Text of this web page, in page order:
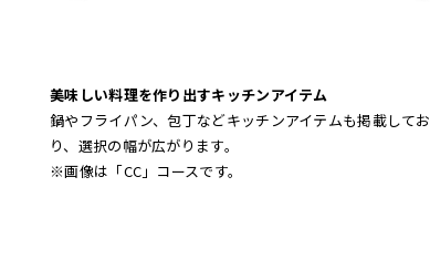
美味しい料理を作り出すキッチンアイテム
鍋やフライパン、包丁などキッチンアイテムも掲載してお
り、選択の幅が広がります。
※画像は「CC」コースです。